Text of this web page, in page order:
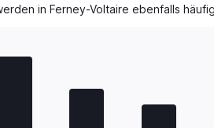
in Ferney-Voltaire ebenfalls